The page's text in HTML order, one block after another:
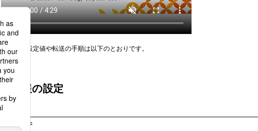
具体的な設定値や転送の手順は以下のとおりです。
各情報の設定
= 備考 =